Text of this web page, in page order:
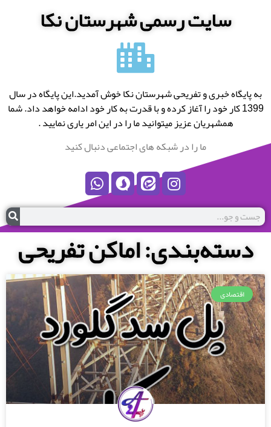
سایت رسمی شهرستان نکا
به پایگاه خبری و تفریحی شهرستان نکا خوش آمدید.این پایگاه در سال
1399 کار خود را آغاز کرده و با قدرت به کار خود ادامه خواهد داد. شما
همشهریان عزیز میتوانید ما را در این امر یاری نمایید .
ما را در شبکه های اجتماعی دنبال کنید
دسته‌بندی: اماکن تفریحی
اقتصادی